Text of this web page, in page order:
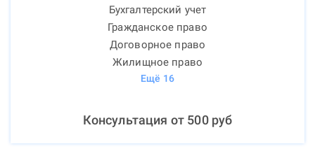
Бухгалтерский учет
Гражданское право
Договорное право
Жилищное право
Ещё 16
Консультация от 500руб